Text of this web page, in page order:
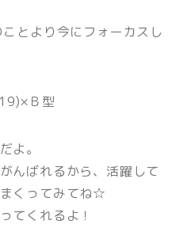
とより今にフォーカスし
Ｂ型
よ。
んばれるから、活躍して
くってみてね☆
てくれるよ！